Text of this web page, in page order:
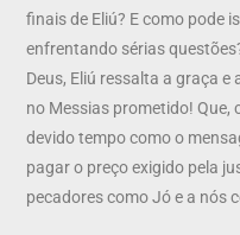
finais de Eliú? E como pode
enfrentando sérias
Deus, Eliú ressalta a graça
no Messias prometido! Que,
devido tempo como o
pagar o preço exigido pela
pecadores como Jó e a nós